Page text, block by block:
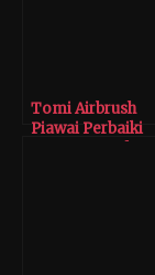
Tomi Airbrush
Piawai Perbaiki